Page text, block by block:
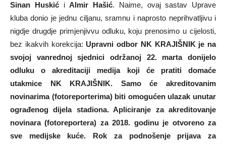
Sinan HuskićiAlmir Hašić. Naime, ovaj sastav Uprave
kluba donio je jednu ciljanu, sramnu i naprosto neprihvatljivu i
nigdje drugdje primjenjivvu odluku, koju prenosimo u cijelosti,
bez ikakvih korekcija: Upravni odbor NK KRAJIŠNIK je na
svojoj vanrednoj sjednici održanoj 22. marta donijelo
odluku o akreditaciji medija koji će pratiti domaće
utakmice NK KRAJIŠNIK. Samo će akreditovanim
novinarima (fotoreporterima) biti omogućen ulazak unutar
ograđenog dijela stadiona. Apliciranje za akreditovanje
novinara (fotoreportera) za 2018. godinu je otvoreno za
sve medijske kuće. Rok za podnošenje prijava za